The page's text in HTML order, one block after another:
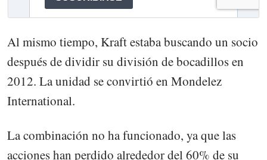
Al mismo tiempo, Kraft estaba buscando un socio
después de dividir su división de bocadillos en
2012. La unidad se convirtió en Mondelez
International.
La combinación no ha funcionado, ya que las
acciones han perdido alrededor del 60% de su